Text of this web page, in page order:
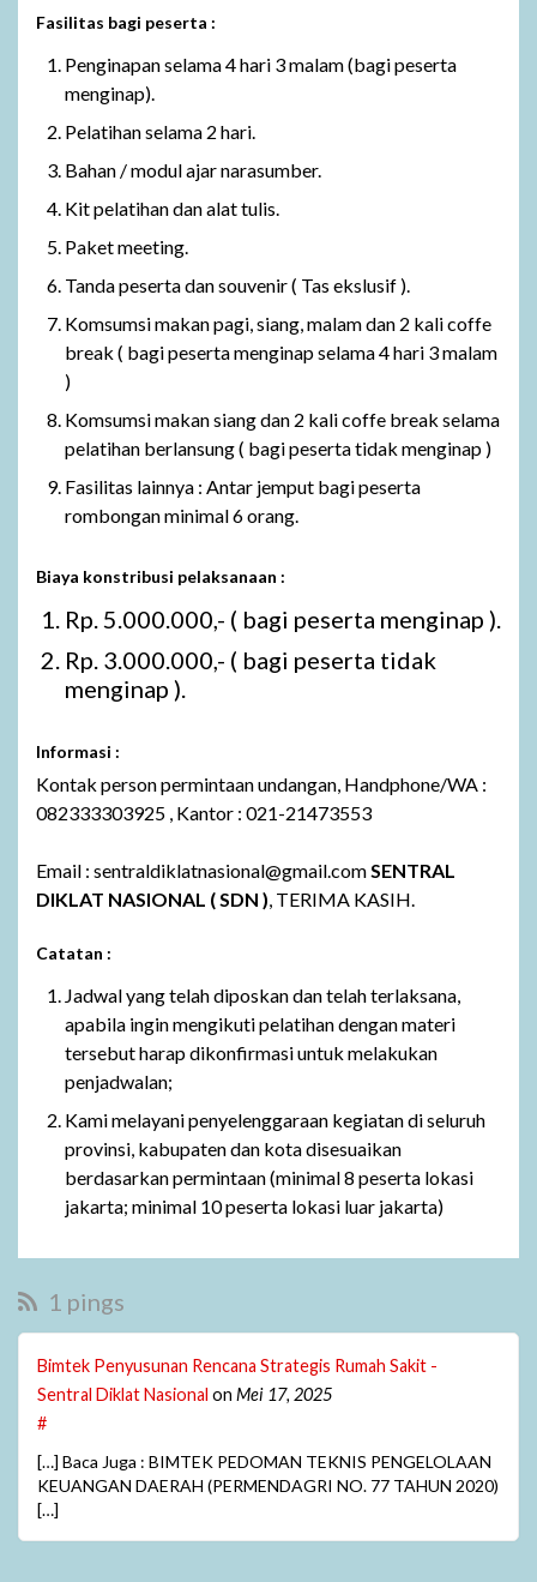
Fasilitas bagi peserta :
Penginapan selama 4 hari 3 malam (bagi peserta
menginap).
Pelatihan selama 2 hari.
Bahan / modul ajar narasumber.
Kit pelatihan dan alat tulis.
Paket meeting.
Tanda peserta dan souvenir ( Tas ekslusif ).
Komsumsi makan pagi, siang, malam dan 2 kali coffe
break ( bagi peserta menginap selama 4 hari 3 malam
)
Komsumsi makan siang dan 2 kali coffe break selama
pelatihan berlansung ( bagi peserta tidak menginap )
Fasilitas lainnya : Antar jemput bagi peserta
rombongan minimal 6 orang.
Biaya konstribusi pelaksanaan :
Rp. 5.000.000,- ( bagi peserta menginap ).
Rp. 3.000.000,- ( bagi peserta tidak
menginap ).
Informasi :
Kontak person permintaan undangan, Handphone/WA :
082333303925 , Kantor : 021-21473553
Email : sentraldiklatnasional@gmail.com SENTRAL
DIKLAT NASIONAL ( SDN ) , TERIMA KASIH.
Catatan :
Jadwal yang telah diposkan dan telah terlaksana,
apabila ingin mengikuti pelatihan dengan materi
tersebut harap dikonfirmasi untuk melakukan
penjadwalan;
Kami melayani penyelenggaraan kegiatan di seluruh
provinsi, kabupaten dan kota disesuaikan
berdasarkan permintaan (minimal 8 peserta lokasi
jakarta; minimal 10 peserta lokasi luar jakarta)
1 pings
Bimtek Penyusunan Rencana Strategis Rumah Sakit -
Sentral Diklat Nasional on Mei 17, 2025
#
[…] Baca Juga : BIMTEK PEDOMAN TEKNIS PENGELOLAAN
KEUANGAN DAERAH (PERMENDAGRI NO. 77 TAHUN 2020)
[…]